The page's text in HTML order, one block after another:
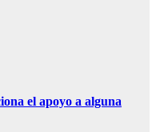
el apoyo a alguna